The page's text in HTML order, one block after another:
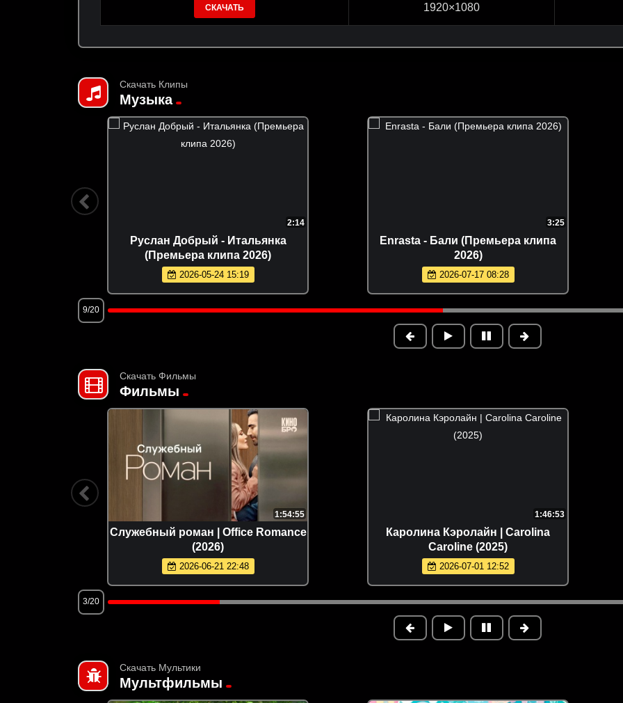
СКАЧАТЬ 1920×1080
Скачать Клипы
Музыка
2:14
Руслан Добрый - Итальянка
(Премьера клипа 2026)
2026-05-24 15:19
3:25
Enrasta - Бали (Премьера клипа
2026)
2026-07-17 08:28
9/20
Скачать Фильмы
Фильмы
1:54:55
Служебный роман | Office Romance
(2026)
2026-06-21 22:48
1:46:53
Каролина Кэролайн | Carolina
Caroline (2025)
2026-07-01 12:52
3/20
Скачать Мультики
Мультфильмы